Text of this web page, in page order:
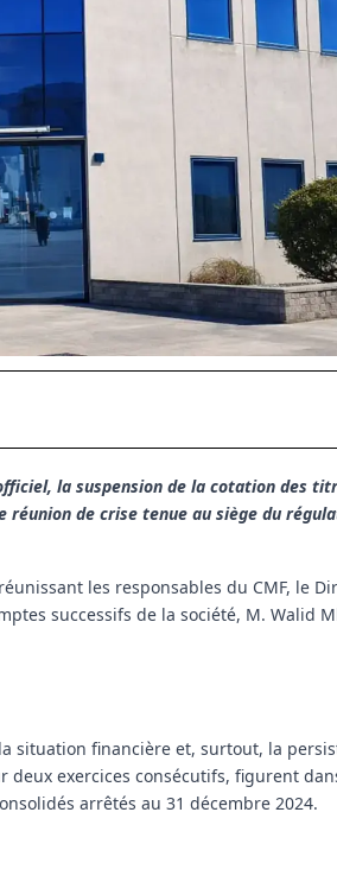
la suspension de la cotation des
de crise tenue au siège du
les responsables du CMF, le
successifs de la société, M. Walid
situation financière et, surtout, la
deux exercices consécutifs, figurent
arrêtés au 31 décembre 2024.